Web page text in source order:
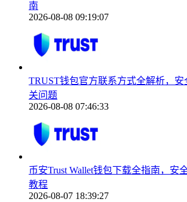
南
2026-08-08 09:19:07
TRUST钱包官方联系方式全解析，安
关问题
2026-08-08 07:46:33
币安Trust Wallet钱包下载全指南，安
教程
2026-08-07 18:39:27